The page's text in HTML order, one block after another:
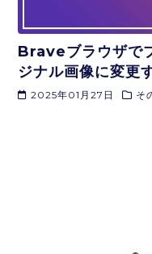
Braveブラウザで
ジナル画像に変更
2025年01月27日 そ